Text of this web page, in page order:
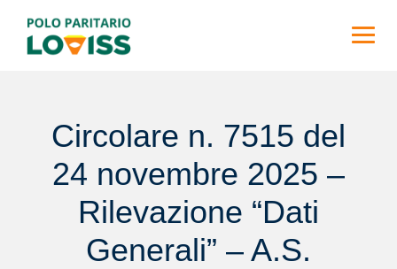
content
Circolare n. 7515 del
24 novembre 2025 –
Rilevazione “Dati
Generali” – A.S.